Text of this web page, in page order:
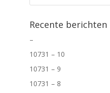
Recente berichten
–
10731 – 10
10731 – 9
10731 – 8